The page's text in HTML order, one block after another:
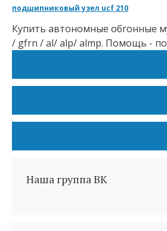
подшипниковый узел ucf 210
Купить автономные обгонные
/ gfrn / al/ alp/ almp. Помощь -
Наша группа ВК